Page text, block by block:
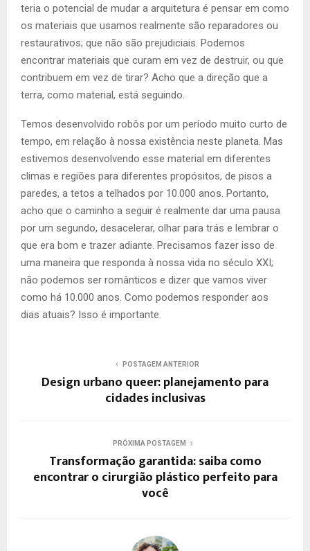
teria o potencial de mudar a arquitetura é pensar em como
os materiais que usamos realmente são reparadores ou
restaurativos; que não são prejudiciais. Podemos
encontrar materiais que curam em vez de destruir, ou que
contribuem em vez de tirar? Acho que a direção que a
terra, como material, está seguindo.
Temos desenvolvido robôs por um período muito curto de
tempo, em relação à nossa existência neste planeta. Mas
estivemos desenvolvendo esse material em diferentes
climas e regiões para diferentes propósitos, de pisos a
paredes, a tetos a telhados por 10.000 anos. Portanto,
acho que o caminho a seguir é realmente dar uma pausa
por um segundo, desacelerar, olhar para trás e lembrar o
que era bom e trazer adiante. Precisamos fazer isso de
uma maneira que responda à nossa vida no século XXI;
não podemos ser românticos e dizer que vamos viver
como há 10.000 anos. Como podemos responder aos
dias atuais? Isso é importante.
POSTAGEM ANTERIOR
Design urbano queer: planejamento para
cidades inclusivas
PRÓXIMA POSTAGEM
Transformação garantida: saiba como
encontrar o cirurgião plástico perfeito para
você